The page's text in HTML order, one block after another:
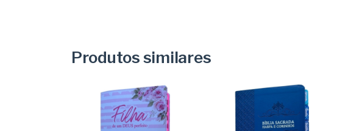
Produtos similares